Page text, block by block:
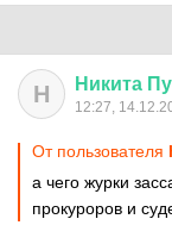
Н Никита
12:27,
От пользователя
а чего журки
прокуроров и